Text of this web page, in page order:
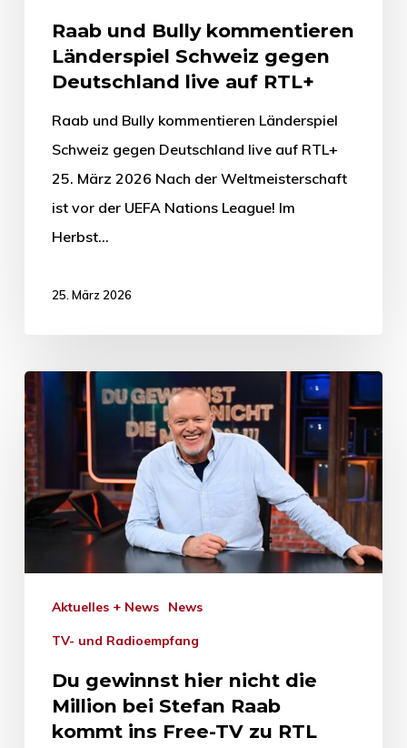
Raab und Bully kommentieren
Länderspiel Schweiz gegen
Deutschland live auf RTL+
Raab und Bully kommentieren Länderspiel
Schweiz gegen Deutschland live auf RTL+
25. März 2026 Nach der Weltmeisterschaft
ist vor der UEFA Nations League! Im
Herbst…
25. März 2026
Aktuelles + News News
TV- und Radioempfang
Du gewinnst hier nicht die
Million bei Stefan Raab
kommt ins Free-TV zu RTL